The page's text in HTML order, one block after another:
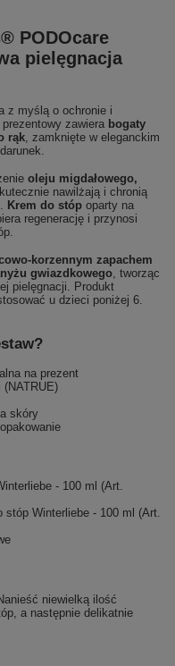
PODOcare
pielęgnacja
z myślą o ochronie i
zawiera bogaty
rąk, zamknięte w eleganckim
oleju migdałowego,
nawilżają i chronią
Krem do stóp oparty na
regenerację i przynosi
korzennym zapachem
gwiazdkowego, tworząc
pielęgnacji. Produkt
u dzieci poniżej 6.
na prezent
(NATRUE)
skóry
- 100 ml (Art.
Winterliebe - 100 ml (Art.
niewielką ilość
a następnie delikatnie